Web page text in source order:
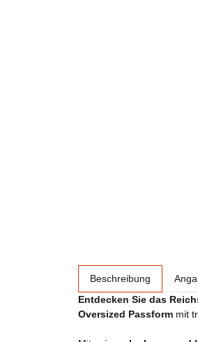
Beschreibung
Entdecken Sie das
Oversized Passform mit